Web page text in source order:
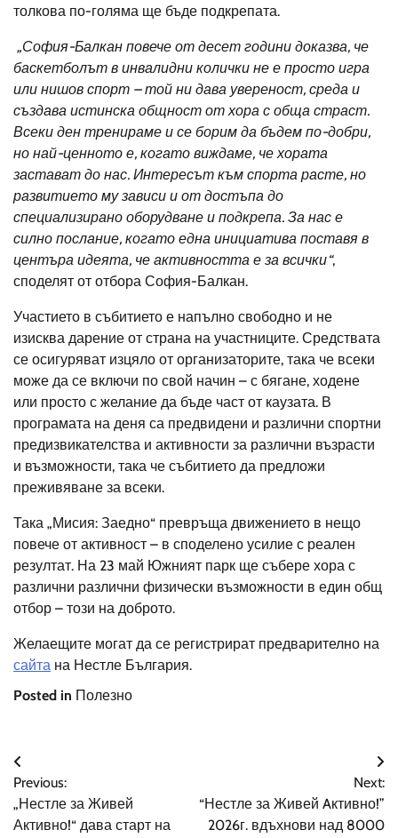
толкова по-голяма ще бъде подкрепата.
„София-Балкан повече от десет години доказва, че
баскетболът в инвалидни колички не е просто игра
или нишов спорт – той ни дава увереност, среда и
създава истинска общност от хора с обща страст.
Всеки ден тренираме и се борим да бъдем по-добри,
но най-ценното е, когато виждаме, че хората
застават до нас. Интересът към спорта расте, но
развитието му зависи и от достъпа до
специализирано оборудване и подкрепа. За нас е
силно послание, когато една инициатива поставя в
центъра идеята, че активността е за всички“,
споделят от отбора София-Балкан.
Участието в събитието е напълно свободно и не
изисква дарение от страна на участниците. Средствата
се осигуряват изцяло от организаторите, така че всеки
може да се включи по свой начин – с бягане, ходене
или просто с желание да бъде част от каузата. В
програмата на деня са предвидени и различни спортни
предизвикателства и активности за различни възрасти
и възможности, така че събитието да предложи
преживяване за всеки.
Така „Мисия: Заедно“ превръща движението в нещо
повече от активност – в споделено усилие с реален
резултат. На 23 май Южният парк ще събере хора с
различни различни физически възможности в един общ
отбор – този на доброто.
Желаещите могат да се регистрират предварително на
сайта на Нестле България.
Posted in Полезно
Навигация
Previous:
„Нестле за Живей
Активно!“ дава старт на
Next:
“Нестле за Живей Aктивно!”
2026г. вдъхнови над 8000